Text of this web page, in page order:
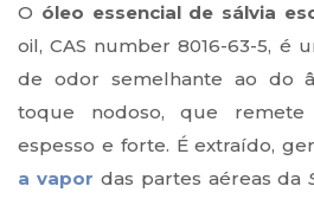
O óleo essencial de sálvia
oil, CAS number 8016-63-5, é
de odor semelhante ao do
toque nodoso, que remete
espesso e forte. É extraído,
a vapor das partes aéreas da